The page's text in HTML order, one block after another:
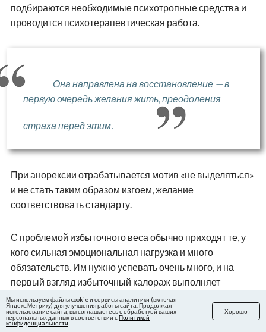
подбираются необходимые психотропные средства и
проводится психотерапевтическая работа.
Она направлена на восстановление — в
первую очередь желания жить, преодоления
страха перед этим.
При анорексии отрабатывается мотив «не выделяться»
и не стать таким образом изгоем, желание
соответствовать стандарту.
С проблемой избыточного веса обычно приходят те, у
кого сильная эмоциональная нагрузка и много
обязательств. Им нужно успевать очень много, и на
первый взгляд избыточный калораж выполняет
функцию «подпитать энергией», но при этом его
невозможно оценить, и тогда начинается накопление.
«Человек, который болен, чувствует себя очень
Мы используем файлы cookie и сервисы аналитики (включая
Яндекс.Метрику) для улучшения работы сайта. Продолжая
использование сайта, вы соглашаетесь с обработкой ваших
персональных данных в соответствии сПолитикой
конфиденциальности
Хорошо